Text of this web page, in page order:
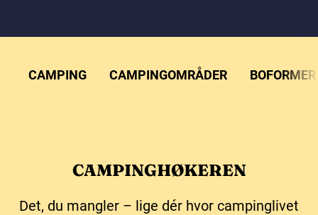
CAMPING CAMPINGOMRÅDER BOFORMER
CAMPINGHØKEREN
Det, du mangler – lige dér hvor campinglivet